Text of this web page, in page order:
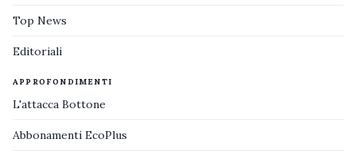
Top News
Editoriali
APPROFONDIMENTI
L'attacca Bottone
Abbonamenti EcoPlus